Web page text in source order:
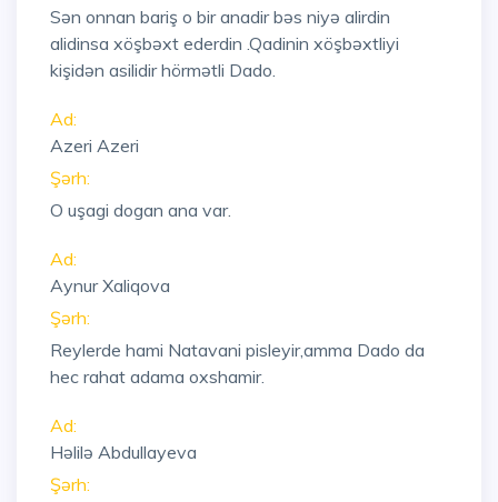
Sən onnan bariş o bir anadir bəs niyə alirdin
alidinsa xöşbəxt ederdin .Qadinin xöşbəxtliyi
kişidən asilidir hörmətli Dado.
Ad:
Azeri Azeri
Şərh:
O uşagi dogan ana var.
Ad:
Aynur Xaliqova
Şərh:
Reylerde hami Natavani pisleyir,amma Dado da
hec rahat adama oxshamir.
Ad:
Həlilə Abdullayeva
Şərh: